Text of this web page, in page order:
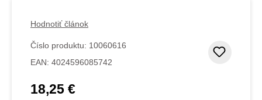
Hodnotiť článok
Číslo produktu: 10060616
EAN: 4024596085742
Bežná cena:
18,25 €